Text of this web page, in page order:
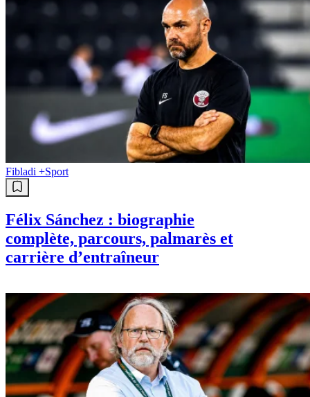
Fibladi +Sport
Félix Sánchez : biographie
complète, parcours, palmarès et
carrière d’entraîneur